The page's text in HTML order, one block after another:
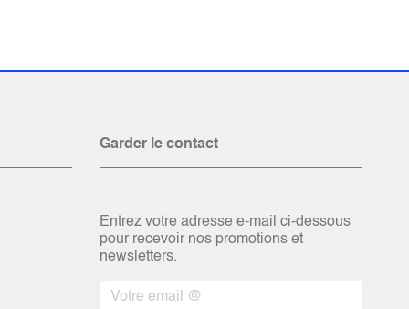
Garder le contact
Entrez votre adresse e-mail ci-dessous
pour recevoir nos promotions et
newsletters.